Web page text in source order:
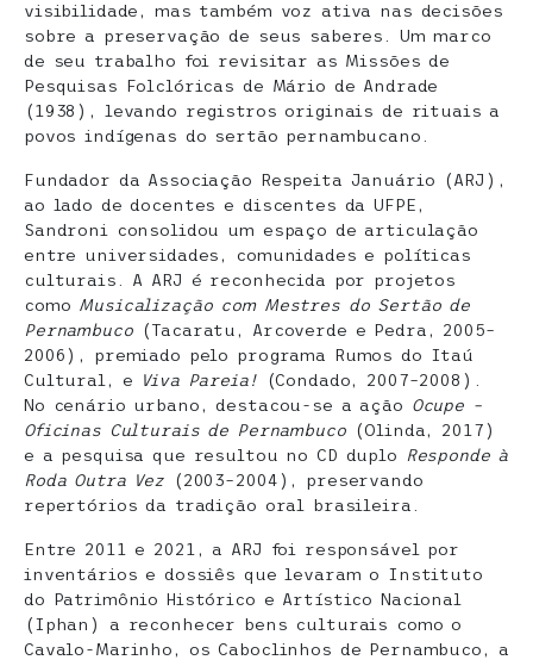
visibilidade, mas também voz ativa nas decisões
sobre a preservação de seus saberes. Um marco
de seu trabalho foi revisitar as Missões de
Pesquisas Folclóricas de Mário de Andrade
(1938), levando registros originais de rituais a
povos indígenas do sertão pernambucano.
Fundador da Associação Respeita Januário (ARJ),
ao lado de docentes e discentes da UFPE,
Sandroni consolidou um espaço de articulação
entre universidades, comunidades e políticas
culturais. A ARJ é reconhecida por projetos
como Musicalização com Mestres do Sertão de
Pernambuco(Tacaratu, Arcoverde e Pedra, 2005–
2006), premiado pelo programa Rumos do Itaú
Cultural, e
Viva Pareia!(Condado, 2007–2008).
No cenário urbano, destacou-se a ação Ocupe –
Oficinas Culturais de Pernambuco(Olinda, 2017)
e a pesquisa que resultou no CD duplo
Responde à
Roda Outra Vez (2003–2004), preservando
repertórios da tradição oral brasileira.
Entre 2011 e 2021, a ARJ foi responsável por
inventários e dossiês que levaram o Instituto
do Patrimônio Histórico e Artístico Nacional
(Iphan) a reconhecer bens culturais como o
Cavalo-Marinho, os Caboclinhos de Pernambuco, a